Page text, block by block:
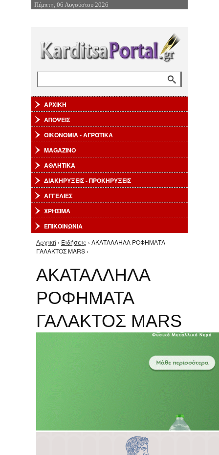
Επιστροφή στην Πλοήγηση
Πέμπτη, 06 Αυγούστου 2026
ΑΡΧΙΚΗ
ΑΠΟΨΕΙΣ
ΟΙΚΟΝΟΜΙΑ - ΑΓΡΟΤΙΚΑ
MAGAZINO
ΑΘΛΗΤΙΚΑ
ΔΙΑΚΗΡΥΞΕΙΣ - ΠΡΟΚΗΡΥΞΕΙΣ
ΑΓΓΕΛΙΕΣ
ΧΡΗΣΙΜΑ
ΕΠΙΚΟΙΝΩΝΙΑ
Είστε εδώ
Αρχική › Ειδήσεις › ΑΚΑΤΑΛΛΗΛΑ ΡΟΦΗΜΑΤΑ
ΓΑΛΑΚΤΟΣ MARS ›
ΑΚΑΤΑΛΛΗΛΑ
ΡΟΦΗΜΑΤΑ
ΓΑΛΑΚΤΟΣ MARS